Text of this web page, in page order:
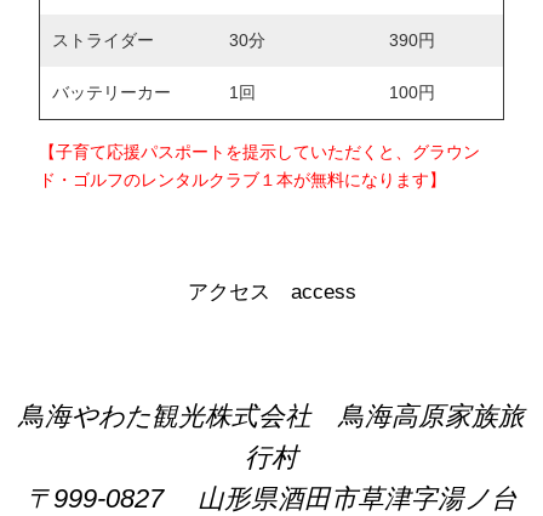
ストライダー 30分 390円
バッテリーカー 1回 100円
【子育て応援パスポートを提示していただくと、グラウン
ド・ゴルフのレンタルクラブ１本が無料になります】
アクセス access
鳥海やわた観光株式会社 鳥海高原家族旅
行村
〒999-0827 山形県酒田市草津字湯ノ台